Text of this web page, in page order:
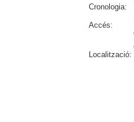
Cronologia:
Accés:
Localització: